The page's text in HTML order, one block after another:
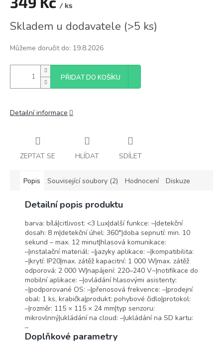
/ ks
cena:
Skladem u dodavatele (>5 ks)
Můžeme doručit do: 19.8.2026
PŘIDAT DO KOŠÍKU
Detailní informace
ZEPTAT SE HLÍDAT SDÍLET
Popis Související soubory (2) Hodnocení Diskuze
Detailní popis produktu
barva: bílá|citlivost: <3 Lux|další funkce: –|detekční
dosah: 8 m|detekční úhel: 360°|doba sepnutí: min. 10
sekund – max. 12 minut|hlasová komunikace:
–|instalační materiál: –|jazyky aplikace: –|kompatibilita:
–|krytí: IP20|max. zátěž kapacitní: 1 000 W|max. zátěž
odporová: 2 000 W|napájení: 220–240 V~|notifikace do
mobilní aplikace: –|ovládání hlasovými asistenty:
–|podporované OS: –|přenosová frekvence: –|prodejní
obal: 1 ks, krabička|produkt: pohybové čidlo|protokol:
–|rozměr: 115 × 115 × 24 mm|typ senzoru:
mikrovlnný|ukládání na cloud: –|ukládání na SD kartu:
–
Doplňkové parametry